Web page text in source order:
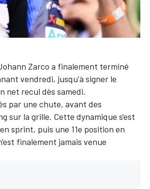
Zarco a finalement terminé
vendredi, jusqu'à signer le
net recul dès samedi.
par une chute, avant des
sur la grille. Cette dynamique s'est
sprint, puis une 11e position en
finalement jamais venue